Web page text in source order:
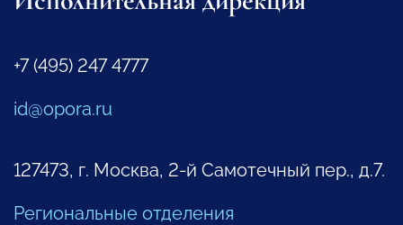
+7 (495) 247 4777
id@opora.ru
127473, г. Москва, 2-й Самотечный пер., д.7.
Региональные отделения